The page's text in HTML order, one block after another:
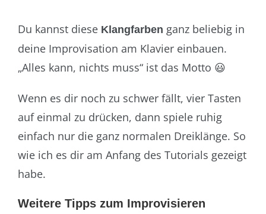
Du kannst diese Klangfarben ganz beliebig in
deine Improvisation am Klavier einbauen.
„Alles kann, nichts muss“ ist das Motto 😃
Wenn es dir noch zu schwer fällt, vier Tasten
auf einmal zu drücken, dann spiele ruhig
einfach nur die ganz normalen Dreiklänge. So
wie ich es dir am Anfang des Tutorials gezeigt
habe.
Weitere Tipps zum Improvisieren